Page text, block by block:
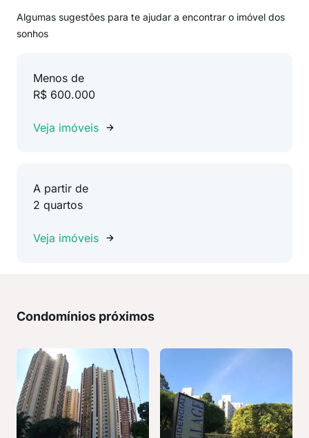
Algumas sugestões para te ajudar a encontrar o imóvel dos
sonhos
Menos de
R$ 600.000
Veja imóveis
A partir de
2 quartos
Veja imóveis
Condomínios próximos